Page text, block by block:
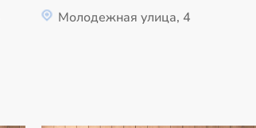
Молодежная улица, 4